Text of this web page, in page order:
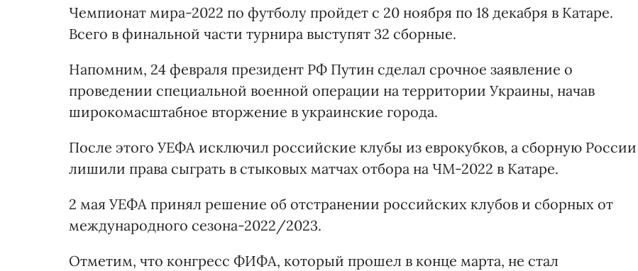
Чемпионат мира-2022 по футболу пройдет с 20 ноября по 18 декабря в Катаре.
Всего в финальной части турнира выступят 32 сборные.
Напомним, 24 февраля президент РФ Путин сделал срочное заявление о
проведении специальной военной операции на территории Украины, начав
широкомасштабное вторжение в украинские города.
После этого УЕФА исключил российские клубы из еврокубков, а сборную России
лишили права сыграть в стыковых матчах отбора на ЧМ-2022 в Катаре.
2 мая УЕФА принял решение об отстранении российских клубов и сборных от
международного сезона-2022/2023.
Отметим, что конгресс ФИФА, который прошел в конце марта, не стал